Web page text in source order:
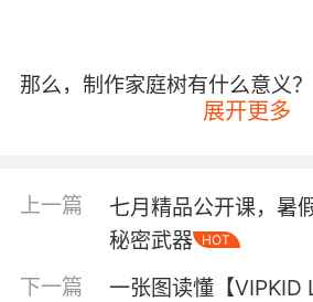
那么，制作家庭树有什么意义？
家长一起参与的事情：
展开更多
上一篇
七月精品公开课，暑
秘密武器
HOT
下一篇 一张图读懂【VIPKID